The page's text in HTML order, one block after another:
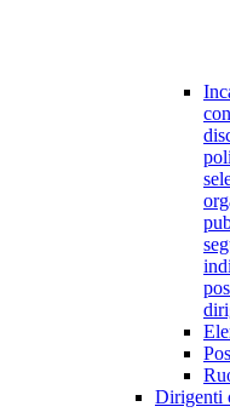
Dirigenti